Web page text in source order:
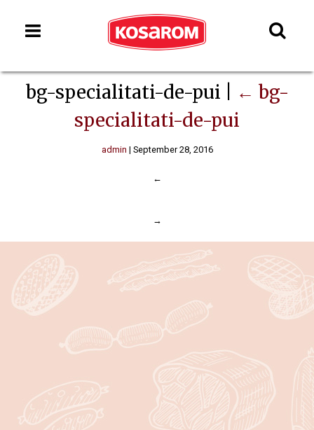
bg-specialitati-de-pui ← bg-
specialitati-de-pui
admin | September 28, 2016
←
→